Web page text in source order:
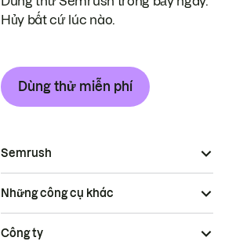
Hủy bất cứ lúc nào.
Dùng thử miễn phí
Semrush
Những công cụ khác
Công ty